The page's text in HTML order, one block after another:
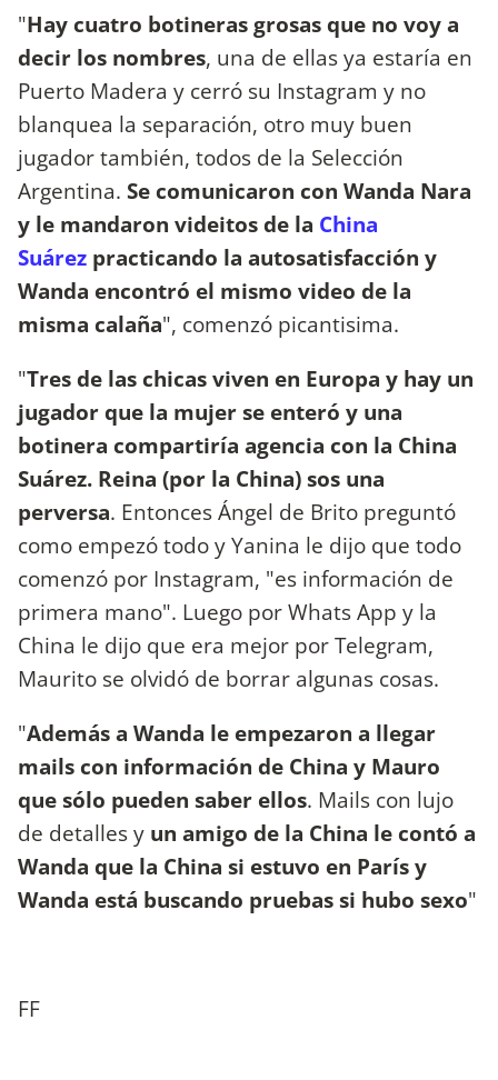
"Hay cuatro botineras grosas que no voy a
decir los nombres, una de ellas ya estaría en
Puerto Madera y cerró su Instagram y no
blanquea la separación, otro muy buen
jugador también, todos de la Selección
Argentina. Se comunicaron con Wanda Nara
y le mandaron videitos de la China
Suárez practicando la autosatisfacción y
Wanda encontró el mismo video de la
misma calaña", comenzó picantisima.
"Tres de las chicas viven en Europa y hay un
jugador que la mujer se enteró y una
botinera compartiría agencia con la China
Suárez. Reina (por la China) sos una
perversa. Entonces Ángel de Brito preguntó
como empezó todo y Yanina le dijo que todo
comenzó por Instagram, "es información de
primera mano". Luego por Whats App y la
China le dijo que era mejor por Telegram,
Maurito se olvidó de borrar algunas cosas.
"Además a Wanda le empezaron a llegar
mails con información de China y Mauro
que sólo pueden saber ellos. Mails con lujo
de detalles y un amigo de la China le contó a
Wanda que la China si estuvo en París y
Wanda está buscando pruebas si hubo sexo"
FF